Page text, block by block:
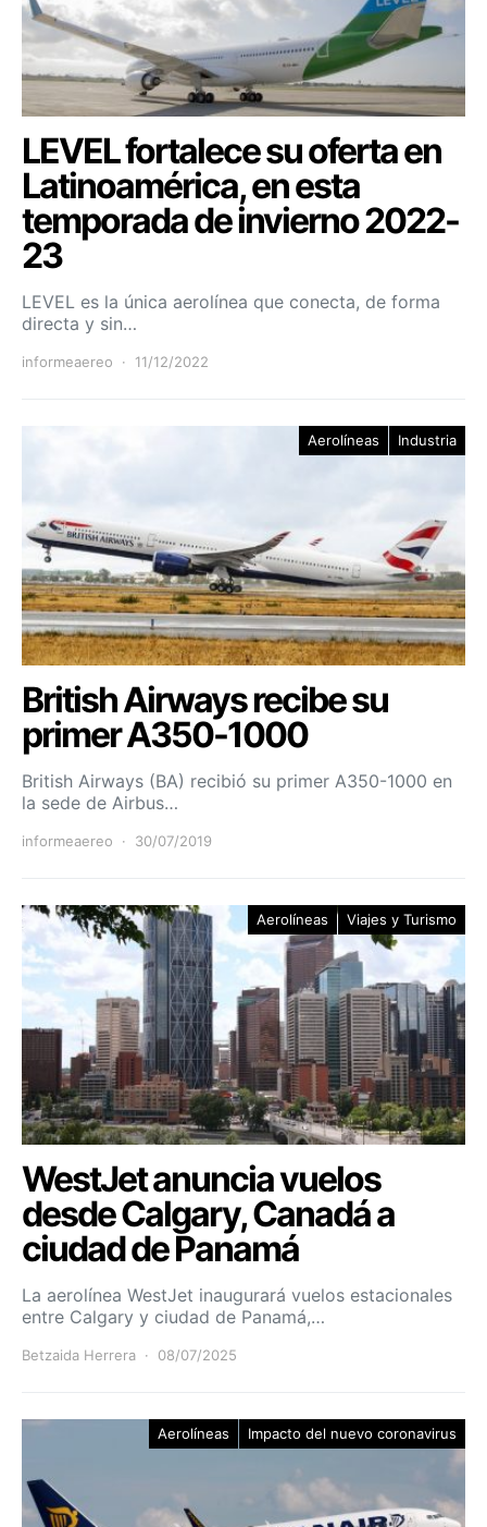
LEVEL fortalece su oferta en
Latinoamérica, en esta
temporada de invierno 2022-
23
LEVEL es la única aerolínea que conecta, de forma
directa y sin…
informeaereo 11/12/2022
Aerolíneas Industria
British Airways recibe su
primer A350-1000
British Airways (BA) recibió su primer A350-1000 en
la sede de Airbus…
informeaereo 30/07/2019
Aerolíneas Viajes y Turismo
WestJet anuncia vuelos
desde Calgary, Canadá a
ciudad de Panamá
La aerolínea WestJet inaugurará vuelos estacionales
entre Calgary y ciudad de Panamá,…
Betzaida Herrera 08/07/2025
Aerolíneas Impacto del nuevo coronavirus